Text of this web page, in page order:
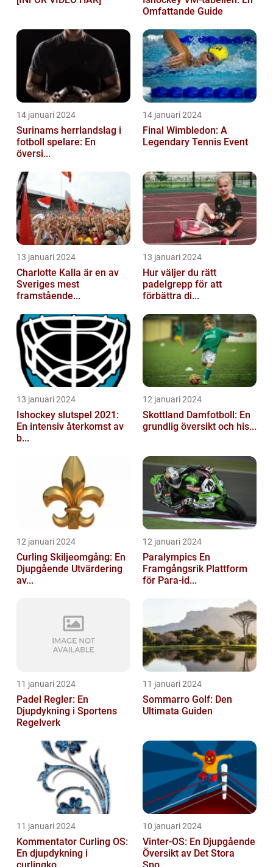
Omfattande Guide
14 januari 2024
Surinams herrlandslag i
fotboll spelare: En
översi...
14 januari 2024
Final Wimbledon: A
Legendary Tennis Event
13 januari 2024
Charlotte Kalla är en av
Sveriges mest
framstående...
13 januari 2024
Hur väljer du rätt
padelgrepp för att
förbättra di...
13 januari 2024
Ishockey slutspel 2021:
En intensiv återkomst av
b...
12 januari 2024
Skottland Damfotboll: En
grundlig översikt och his...
12 januari 2024
Curling Skiljeomgång: En
Djupgående Utvärdering
av...
12 januari 2024
Paralympics En
Framgångsrik Plattform
för Para-id...
11 januari 2024
Padel Regler: En
Djupdykning i Sportens
Regelverk
11 januari 2024
Sommarro Golf: Den
Ultimata Guiden
11 januari 2024
Kommentator Curling OS:
En djupdykning i
10 januari 2024
Vinter-OS: En Djupgående
Översikt av Det Stora